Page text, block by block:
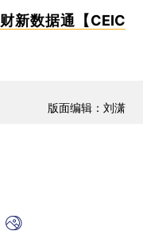
财新数据通【CEIC
版面编辑：刘潇